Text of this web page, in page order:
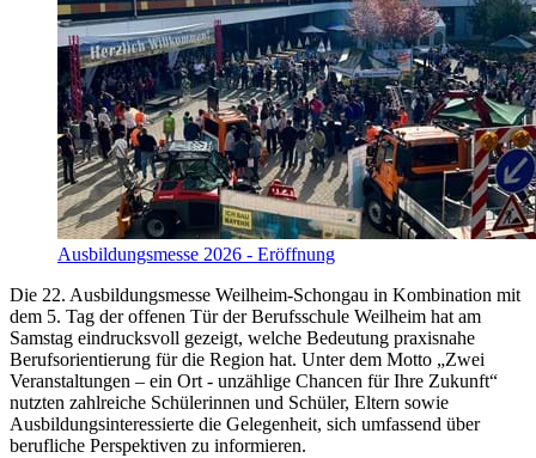
Ausbildungsmesse 2026 - Eröffnung
Die 22. Ausbildungsmesse Weilheim-Schongau in Kombination mit
dem 5. Tag der offenen Tür der Berufsschule Weilheim hat am
Samstag eindrucksvoll gezeigt, welche Bedeutung praxisnahe
Berufsorientierung für die Region hat. Unter dem Motto „Zwei
Veranstaltungen – ein Ort - unzählige Chancen für Ihre Zukunft“
nutzten zahlreiche Schülerinnen und Schüler, Eltern sowie
Ausbildungsinteressierte die Gelegenheit, sich umfassend über
berufliche Perspektiven zu informieren.